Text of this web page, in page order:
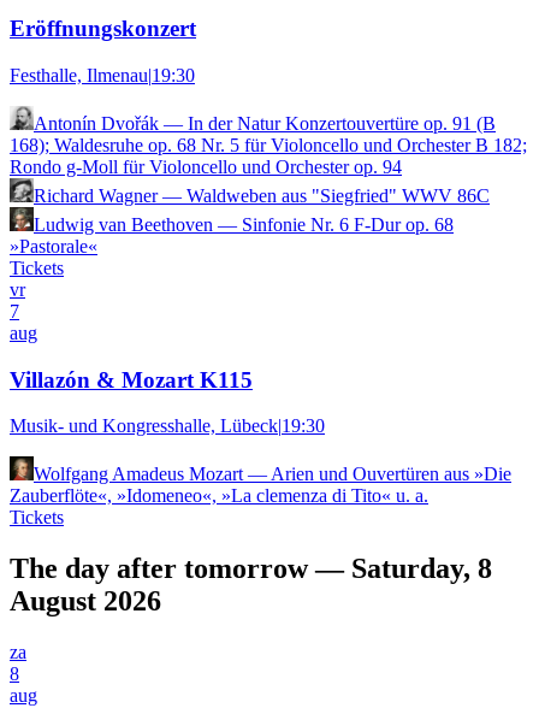
Eröffnungskonzert
Festhalle, Ilmenau|19:30
Antonín Dvořák — In der Natur Konzertouvertüre op. 91 (B
168); Waldesruhe op. 68 Nr. 5 für Violoncello und Orchester B 182;
Rondo g-Moll für Violoncello und Orchester op. 94
Richard Wagner— Waldweben aus "Siegfried" WWV 86C
Ludwig van Beethoven — Sinfonie Nr. 6 F-Dur op. 68
»Pastorale«
Tickets
vr
7
aug
Villazón & Mozart K115
Musik- und Kongresshalle, Lübeck|19:30
Wolfgang Amadeus Mozart — Arien und Ouvertüren aus »Die
Zauberflöte«, »Idomeneo«, »La clemenza di Tito« u. a.
Tickets
The day after tomorrow — Saturday, 8
August 2026
za
8
aug